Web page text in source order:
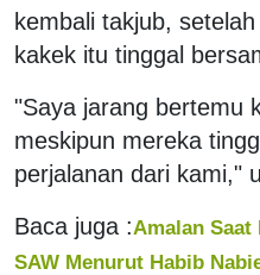
kembali takjub,
kakek itu tinggal
"Saya jarang bertemu
meskipun mereka
perjalanan dari kami,"
Baca juga :Amalan Saat
SAW Menurut Habib